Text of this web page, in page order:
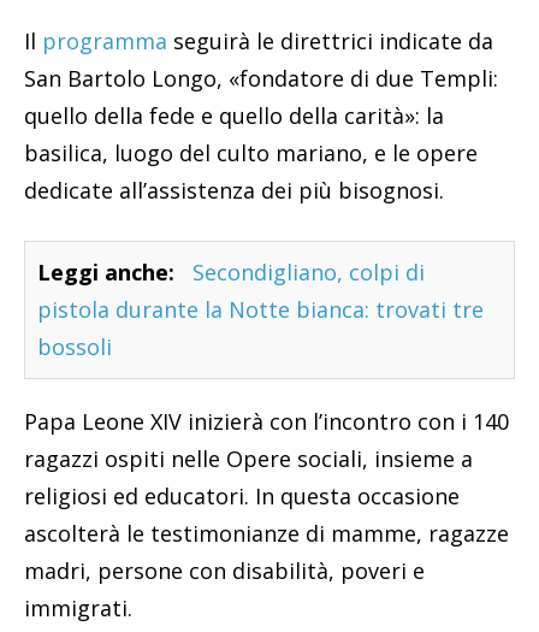
Il programma seguirà le direttrici indicate da
San Bartolo Longo, «fondatore di due Templi:
quello della fede e quello della carità»: la
basilica, luogo del culto mariano, e le opere
dedicate all’assistenza dei più bisognosi.
Leggi anche:
Secondigliano, colpi di
pistola durante la Notte bianca: trovati tre
bossoli
Papa Leone XIV inizierà con l’incontro con i 140
ragazzi ospiti nelle Opere sociali, insieme a
religiosi ed educatori. In questa occasione
ascolterà le testimonianze di mamme, ragazze
madri, persone con disabilità, poveri e
immigrati.